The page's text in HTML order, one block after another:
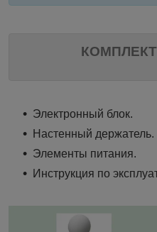
Электронный блок.
Настенный держатель.
Элементы питания.
Инструкция по